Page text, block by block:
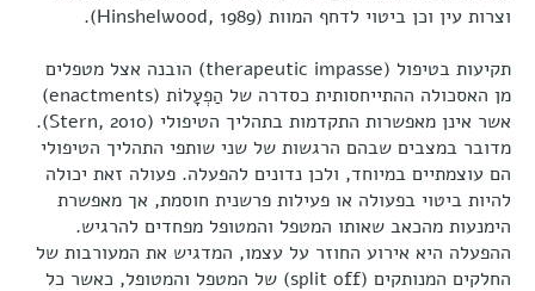
וצרות עין וכן ביטוי לדחף המוות (Hinshelwood, 1989).
תקיעות בטיפול (therapeutic impasse) הובנה אצל מטפלים
מן האסכולה ההתייחסותית כסדרה של הַפְעָלוֹת (enactments)
אשר אינן מאפשרות התקדמות בתהליך הטיפולי (Stern, 2010).
מדובר במצבים שבהם הרגשות של שני שותפי התהליך הטיפולי
הם עוצמתיים במיוחד, ולכן נדונים להפעלה. פעולה זאת יכולה
להיות ביטוי בפעולה או פעילות פרשנית חוסמת, אך מאפשרת
הימנעות מהכאב שאותו המטפל והמטופל מפחדים להרגיש.
ההפעלה היא אירוע החוזר על עצמו, המדגיש את המעורבות של
החלקים המנותקים (split off) של המטפל והמטופל, כאשר כל